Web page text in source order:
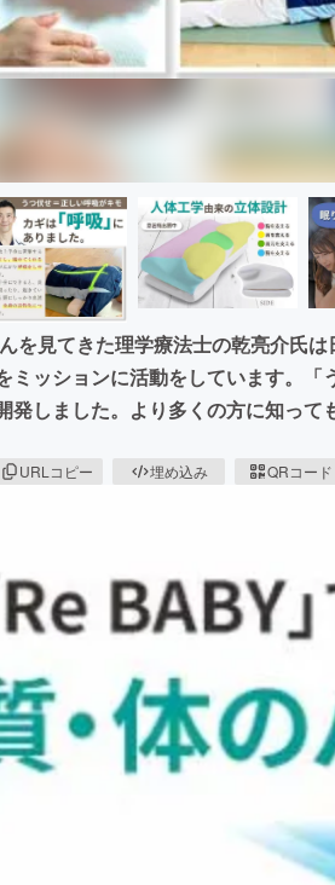
を見てきた理学療法士の乾亮介氏
ッションに活動をしています。「
しました。より多くの方に知って
URLコピー 埋め込み QRコード